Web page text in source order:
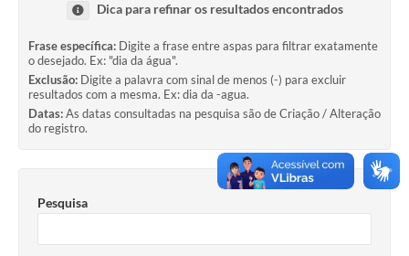
Legislação
Contas Públicas
Notícias
Arquivos para Download
FAQ - Perguntas Frequentes
Carta de Serviços
Dica para refinar os resultados encontrados
Frase específica: Digite a frase entre aspas para filtrar exatamente
o desejado. Ex: "dia da água".
Exclusão: Digite a palavra com sinal de menos (-) para excluir
resultados com a mesma. Ex: dia da -agua.
Datas:As datas consultadas na pesquisa são de Criação / Alteração
do registro.
Pesquisa